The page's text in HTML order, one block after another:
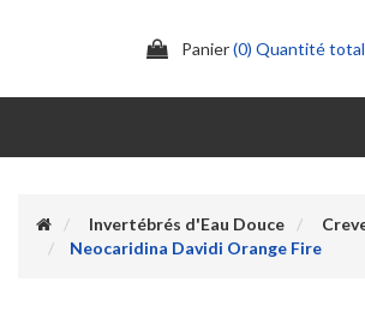
Panier(0) Quantité
Invertébrés d'Eau Douce
Neocaridina Davidi Orange Fire